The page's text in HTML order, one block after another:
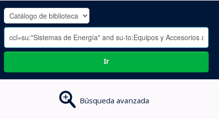
OLADE
-
Ir
Búsqueda avanzada